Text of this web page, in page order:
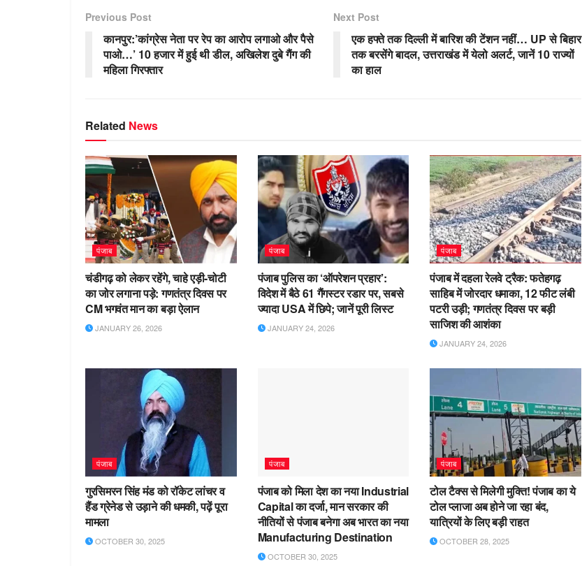
s
A
p
p
gr
a
m
n
g
b
o
dI
n
r
o
ss
Previous Post
कानपुर:’कांग्रेस नेता पर रेप का आरोप लगाओ और पैसे
पाओ…’ 10 हजार में हुई थी डील, अखिलेश दुबे गैंग की
महिला गिरफ्तार
Next Post
एक हफ्ते तक दिल्ली में बारिश की टेंशन नहीं… UP से बिहार
तक बरसेंगे बादल, उत्तराखंड में येलो अलर्ट, जानें 10 राज्यों
का हाल
Related News
पंजाब
चंडीगढ़ को लेकर रहेंगे, चाहे एड़ी-चोटी
का जोर लगाना पड़े: गणतंत्र दिवस पर
CM भगवंत मान का बड़ा ऐलान
JANUARY 26, 2026
पंजाब
पंजाब पुलिस का ‘ऑपरेशन प्रहार’:
विदेश में बैठे 61 गैंगस्टर रडार पर, सबसे
ज्यादा USA में छिपे; जानें पूरी लिस्ट
JANUARY 24, 2026
पंजाब
पंजाब में दहला रेलवे ट्रैक: फतेहगढ़
साहिब में जोरदार धमाका, 12 फीट लंबी
पटरी उड़ी; गणतंत्र दिवस पर बड़ी
साजिश की आशंका
JANUARY 24, 2026
पंजाब
गुरसिमरन सिंह मंड को रॉकेट लांचर व
हैंड ग्रेनेड से उड़ाने की धमकी, पढ़ें पूरा
मामला
OCTOBER 30, 2025
पंजाब
पंजाब को मिला देश का नया Industrial
Capital का दर्जा, मान सरकार की
नीतियों से पंजाब बनेगा अब भारत का नया
Manufacturing Destination
OCTOBER 30, 2025
पंजाब
टोल टैक्स से मिलेगी मुक्ति! पंजाब का ये
टोल प्लाजा अब होने जा रहा बंद,
यात्रियों के लिए बड़ी राहत
OCTOBER 28, 2025